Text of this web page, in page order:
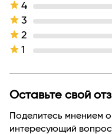
4
3
2
1
Оставьте свой
Поделитесь мнением
интересующий